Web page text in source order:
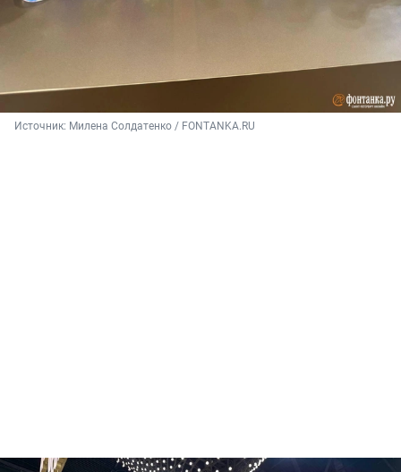
Источник: Милена Солдатенко / FONTANKA.RU